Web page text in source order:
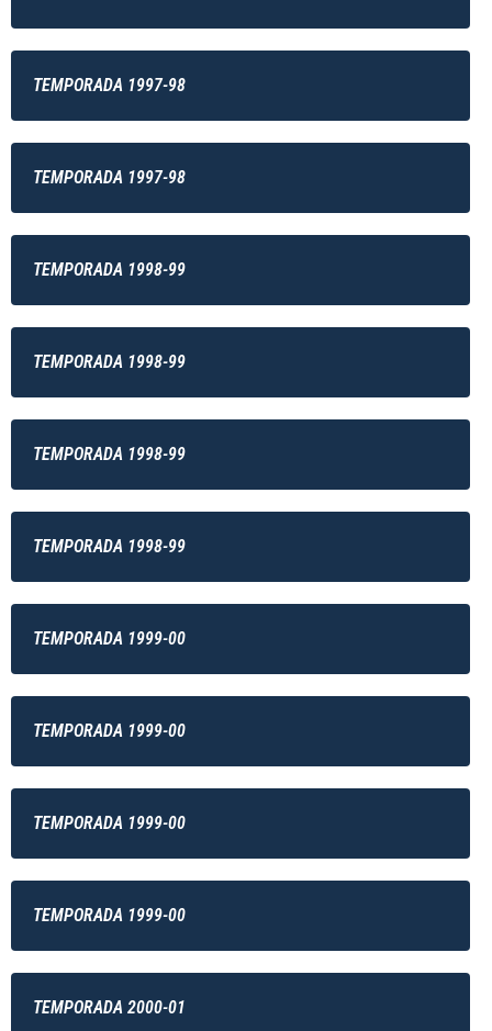
TEMPORADA 1997-98
TEMPORADA 1997-98
TEMPORADA 1998-99
TEMPORADA 1998-99
TEMPORADA 1998-99
TEMPORADA 1998-99
TEMPORADA 1999-00
TEMPORADA 1999-00
TEMPORADA 1999-00
TEMPORADA 1999-00
TEMPORADA 2000-01